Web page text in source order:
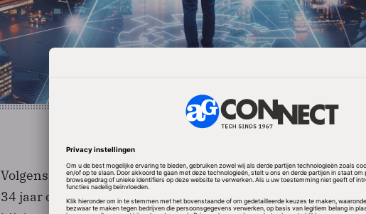
Volgens ComScore is de kans dat mobiele
34 jaar oud de e-mailfuncties van het toestel gebruiken, 60